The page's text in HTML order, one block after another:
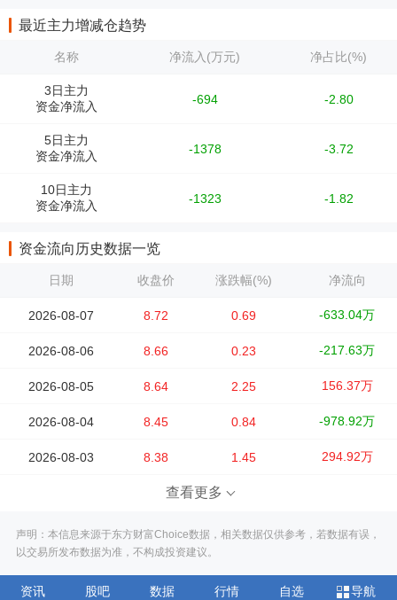
最近主力增减仓趋势
名称 净流入(万元) 净占比(%)
3日主力
资金净流入
-694 -2.80
5日主力
资金净流入
-1378 -3.72
10日主力
资金净流入
-1323 -1.82
资金流向历史数据一览
日期 收盘价 涨跌幅(%) 净流向
2026-08-07 8.72 0.69 -633.04万
2026-08-06 8.66 0.23 -217.63万
2026-08-05 8.64 2.25 156.37万
2026-08-04 8.45 0.84 -978.92万
2026-08-03 8.38 1.45 294.92万
查看更多
声明：本信息来源于东方财富Choice数据，相关数据仅供参考，若数据有误，
以交易所发布数据为准，不构成投资建议。
资讯 股吧 数据 行情 自选 导航